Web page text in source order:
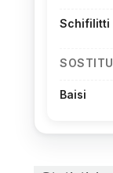
Schifilitti
Baisi